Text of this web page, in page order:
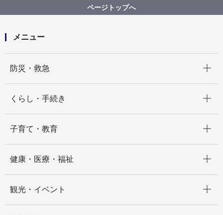
横浜市×空き家活用株式会社 ワンストップ・伴走支援
型の空家相談窓口設置に向けた連携協定を締結！
ページトップへ
メニュー
防災・救急
くらし・手続き
子育て・教育
健康・医療・福祉
観光・イベント